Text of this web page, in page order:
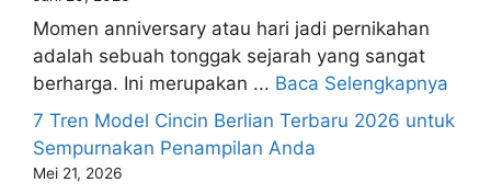
Momen anniversary atau hari jadi pernikahan
adalah sebuah tonggak sejarah yang sangat
berharga. Ini merupakan ... Baca Selengkapnya
7 Tren Model Cincin Berlian Terbaru 2026 untuk
Sempurnakan Penampilan Anda
Mei 21, 2026